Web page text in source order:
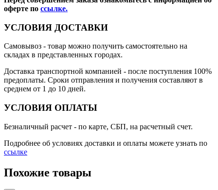
оферте по ссылке.
УСЛОВИЯ ДОСТАВКИ
Самовывоз - товар можно получить самостоятельно на
складах в представленных городах.
Доставка транспортной компанией - после поступления 100%
предоплаты. Сроки отправления и получения составляют в
среднем от 1 до 10 дней.
УСЛОВИЯ ОПЛАТЫ
Безналичный расчет - по карте, СБП, на расчетный счет.
Подробнее об условиях доставки и оплаты можете узнать по
ссылке
Похожие товары